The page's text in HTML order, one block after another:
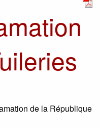
de la République